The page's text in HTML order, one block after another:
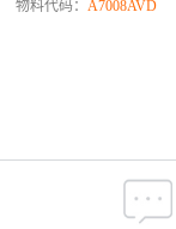
物料代码： A7008AVD